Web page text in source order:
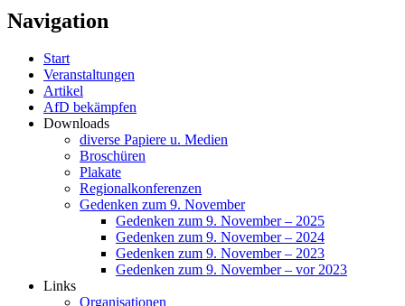
Navigation
Start
Veranstaltungen
Artikel
AfD bekämpfen
Downloads
diverse Papiere u. Medien
Broschüren
Plakate
Regionalkonferenzen
Gedenken zum 9. November
Gedenken zum 9. November – 2025
Gedenken zum 9. November – 2024
Gedenken zum 9. November – 2023
Gedenken zum 9. November – vor 2023
Links
Organisationen